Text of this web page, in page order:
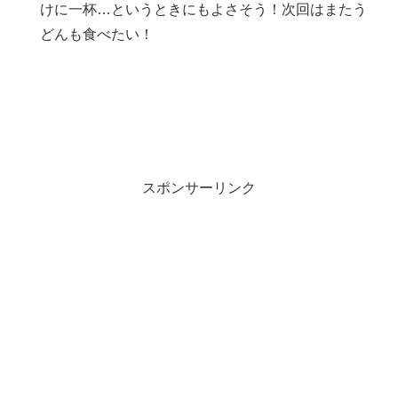
けに一杯…というときにもよさそう！次回はまたう
どんも食べたい！
スポンサーリンク